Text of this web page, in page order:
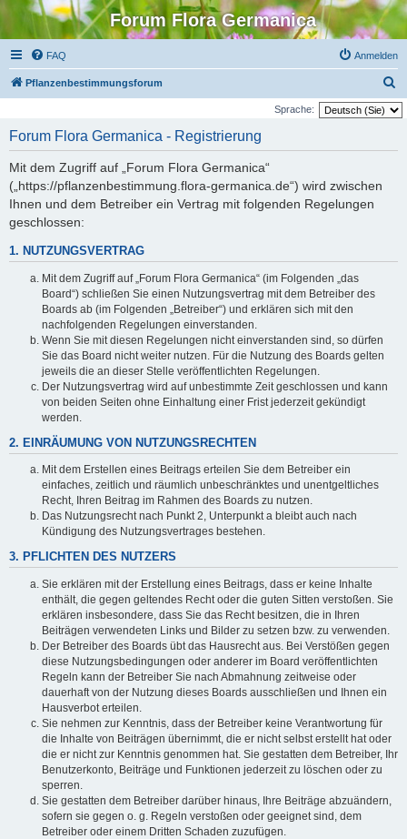
Forum Flora Germanica
FAQ Anmelden
Pflanzenbestimmungsforum
u
Sprache:
Forum Flora Germanica - Registrierung
Mit dem Zugriff auf „Forum Flora Germanica“
(„https://pflanzenbestimmung.flora-germanica.de“) wird zwischen
Ihnen und dem Betreiber ein Vertrag mit folgenden Regelungen
geschlossen:
1. NUTZUNGSVERTRAG
Mit dem Zugriff auf „Forum Flora Germanica“ (im Folgenden „das
Board“) schließen Sie einen Nutzungsvertrag mit dem Betreiber des
Boards ab (im Folgenden „Betreiber“) und erklären sich mit den
nachfolgenden Regelungen einverstanden.
Wenn Sie mit diesen Regelungen nicht einverstanden sind, so dürfen
Sie das Board nicht weiter nutzen. Für die Nutzung des Boards gelten
jeweils die an dieser Stelle veröffentlichten Regelungen.
Der Nutzungsvertrag wird auf unbestimmte Zeit geschlossen und kann
von beiden Seiten ohne Einhaltung einer Frist jederzeit gekündigt
werden.
2. EINRÄUMUNG VON NUTZUNGSRECHTEN
Mit dem Erstellen eines Beitrags erteilen Sie dem Betreiber ein
einfaches, zeitlich und räumlich unbeschränktes und unentgeltliches
Recht, Ihren Beitrag im Rahmen des Boards zu nutzen.
Das Nutzungsrecht nach Punkt 2, Unterpunkt a bleibt auch nach
Kündigung des Nutzungsvertrages bestehen.
3. PFLICHTEN DES NUTZERS
Sie erklären mit der Erstellung eines Beitrags, dass er keine Inhalte
enthält, die gegen geltendes Recht oder die guten Sitten verstoßen. Sie
erklären insbesondere, dass Sie das Recht besitzen, die in Ihren
Beiträgen verwendeten Links und Bilder zu setzen bzw. zu verwenden.
Der Betreiber des Boards übt das Hausrecht aus. Bei Verstößen gegen
diese Nutzungsbedingungen oder anderer im Board veröffentlichten
Regeln kann der Betreiber Sie nach Abmahnung zeitweise oder
dauerhaft von der Nutzung dieses Boards ausschließen und Ihnen ein
Hausverbot erteilen.
Sie nehmen zur Kenntnis, dass der Betreiber keine Verantwortung für
die Inhalte von Beiträgen übernimmt, die er nicht selbst erstellt hat oder
die er nicht zur Kenntnis genommen hat. Sie gestatten dem Betreiber, Ihr
Benutzerkonto, Beiträge und Funktionen jederzeit zu löschen oder zu
sperren.
Sie gestatten dem Betreiber darüber hinaus, Ihre Beiträge abzuändern,
sofern sie gegen o. g. Regeln verstoßen oder geeignet sind, dem
Betreiber oder einem Dritten Schaden zuzufügen.